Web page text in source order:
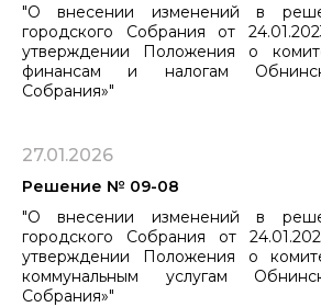
"О внесении изменений в
городского Собрания от
утверждении Положения ​​​​​​​о
финансам и налогам
Собрания»"
27.01.2026
Решение № 09-08
"О внесении изменений в
городского Собрания от
утверждении Положения о
коммунальным услугам
Собрания»"